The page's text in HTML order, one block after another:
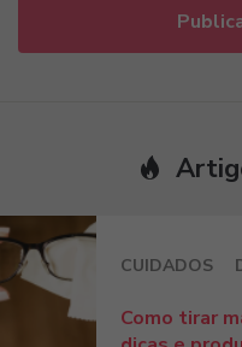
CUIDADOS
Como tirar